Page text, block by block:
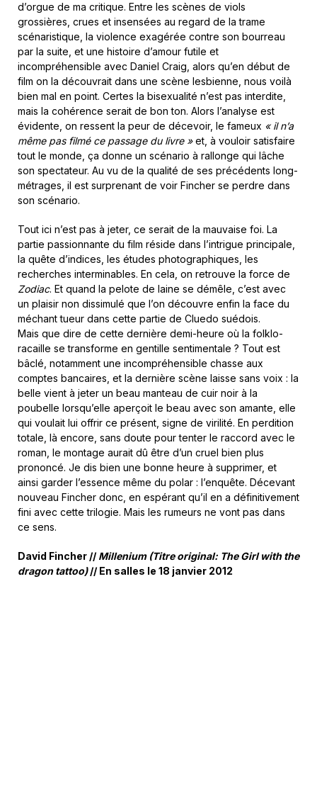
d’orgue de ma critique. Entre les scènes de viols
grossières, crues et insensées au regard de la trame
scénaristique, la violence exagérée contre son bourreau
par la suite, et une histoire d’amour futile et
incompréhensible avec Daniel Craig, alors qu’en début de
film on la découvrait dans une scène lesbienne, nous voilà
bien mal en point. Certes la bisexualité n’est pas interdite,
mais la cohérence serait de bon ton. Alors l’analyse est
évidente, on ressent la peur de décevoir, le fameux « il n’a
même pas filmé ce passage du livre »et, à vouloir satisfaire
tout le monde, ça donne un scénario à rallonge qui lâche
son spectateur. Au vu de la qualité de ses précédents long-
métrages, il est surprenant de voir Fincher se perdre dans
son scénario.
Tout ici n’est pas à jeter, ce serait de la mauvaise foi. La
partie passionnante du film réside dans l’intrigue principale,
la quête d’indices, les études photographiques, les
recherches interminables. En cela, on retrouve la force de
Zodiac. Et quand la pelote de laine se démêle, c’est avec
un plaisir non dissimulé que l’on découvre enfin la face du
méchant tueur dans cette partie de Cluedo suédois.
Mais que dire de cette dernière demi-heure où la folklo-
racaille se transforme en gentille sentimentale ? Tout est
bâclé, notamment une incompréhensible chasse aux
comptes bancaires, et la dernière scène laisse sans voix : la
belle vient à jeter un beau manteau de cuir noir à la
poubelle lorsqu’elle aperçoit le beau avec son amante, elle
qui voulait lui offrir ce présent, signe de virilité. En perdition
totale, là encore, sans doute pour tenter le raccord avec le
roman, le montage aurait dû être d’un cruel bien plus
prononcé. Je dis bien une bonne heure à supprimer, et
ainsi garder l’essence même du polar : l’enquête. Décevant
nouveau Fincher donc, en espérant qu’il en a définitivement
fini avec cette trilogie. Mais les rumeurs ne vont pas dans
ce sens.
David Fincher // Millenium (Titre original: The Girl with the
dragon tattoo)// En salles le 18 janvier 2012